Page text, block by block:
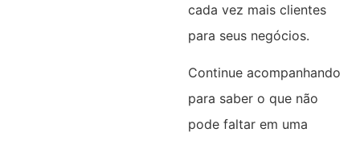
cada vez mais clientes
para seus negócios.
Continue acompanhando
para saber o que não
pode faltar em uma